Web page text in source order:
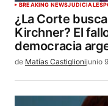
BREAKING NEWSJUDICIALES
¿La Corte
Kirchner? El
democracia
de Matías Castiglionijunio